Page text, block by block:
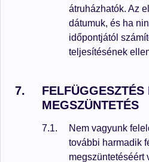
átruházhatók. Az
dátumuk, és ha
időpontjától
teljesítésének
FELFÜGGESZTÉS
MEGSZÜNTETÉS
Nem vagyunk
további harmadik
megszüntetéséért